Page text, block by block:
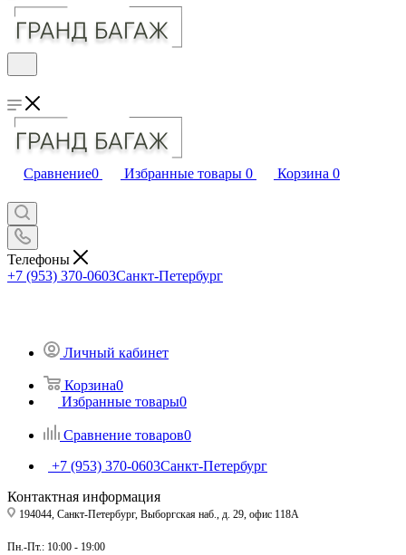
Сравнение0 Избранные товары 0 Корзина 0
Телефоны
+7 (953) 370-0603Санкт-Петербург
Личный кабинет
Корзина0
Избранные товары0
Сравнение товаров0
+7 (953) 370-0603Санкт-Петербург
Контактная информация
194044, Санкт-Петербург, Выборгская наб., д. 29, офис 118А
Пн.-Пт.: 10:00 - 19:00